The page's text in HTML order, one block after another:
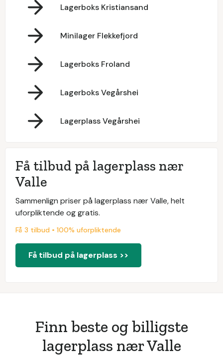
Lagerboks Kristiansand
Minilager Flekkefjord
Lagerboks Froland
Lagerboks Vegårshei
Lagerplass Vegårshei
Få tilbud på lagerplass nær
Valle
Sammenlign priser på lagerplass nær Valle, helt
uforpliktende og gratis.
Få 3 tilbud • 100% uforpliktende
Få tilbud på lagerplass >>
Finn beste og billigste
lagerplass nær Valle